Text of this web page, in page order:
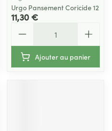
Urgo Pansement Coricide 12
11,30 €
Ajouter au panier